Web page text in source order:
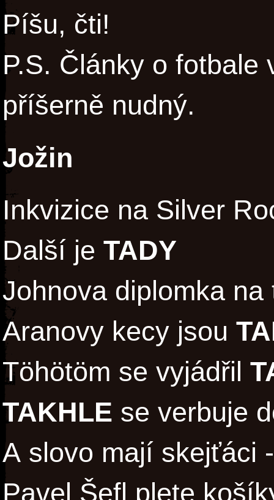
Píšu, čti!
P.S. Články o fotbale
příšerně nudný.
Jožin
Inkvizice na Silver
Další je TADY
Johnova diplomka
Aranovy kecy jsou
Töhötöm se vyjádřil
TAKHLE se verbuje
A slovo mají skejťáci
Pavel Šefl plete